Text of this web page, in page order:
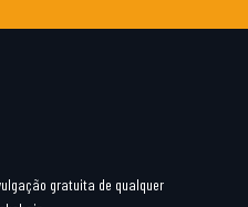
gratuita de qualquer